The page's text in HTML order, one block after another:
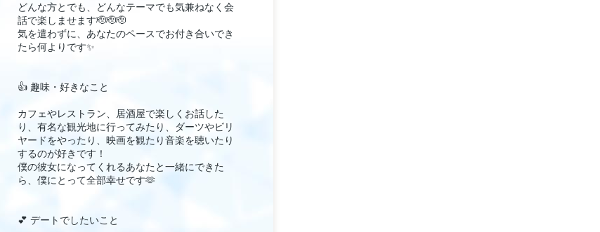
どんな方とでも、どんなテーマでも気兼ねなく会
話で楽しませます🫡🫡🫡
気を遣わずに、あなたのペースでお付き合いでき
たら何よりです✨️
👍 趣味・好きなこと
カフェやレストラン、居酒屋で楽しくお話した
り、有名な観光地に行ってみたり、ダーツやビリ
ヤードをやったり、映画を観たり音楽を聴いたり
するのが好きです！
僕の彼女になってくれるあなたと一緒にできた
ら、僕にとって全部幸せです🫶
💕 デートでしたいこと